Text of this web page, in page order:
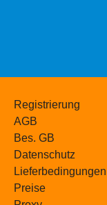
Registrierung
AGB
Bes. GB
Datenschutz
Lieferbedingungen
Preise